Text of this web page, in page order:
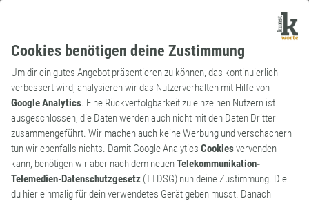
Cookies benötigen deine Zustimmung
Um dir ein gutes Angebot präsentieren zu können, das kontinuierlich
verbessert wird, analysieren wir das Nutzerverhalten mit Hilfe von
Google Analytics. Eine Rückverfolgbarkeit zu einzelnen Nutzern ist
ausgeschlossen, die Daten werden auch nicht mit den Daten Dritter
zusammengeführt. Wir machen auch keine Werbung und verschachern
tun wir ebenfalls nichts. Damit Google Analytics Cookiesvervenden
kann, benötigen wir aber nach dem neuenTelekommunikation-
Telemedien-Datenschutzgesetz (TTDSG) nun deine Zustimmung. Die
du hier einmalig für dein verwendetes Gerät geben musst. Danach
Kunstwort
Substantiv
Fußnagelfechter
.....Warmduscher.....
0
0